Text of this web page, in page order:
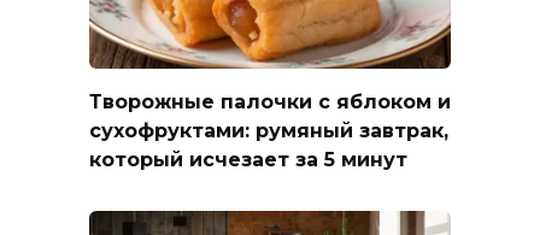
Творожные палочки с яблоком и
сухофруктами: румяный завтрак,
который исчезает за 5 минут